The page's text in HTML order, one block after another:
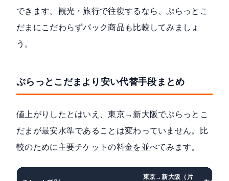
できます。観光・旅行で往復するなら、ぷらっとこ
だまにこだわらずパック商品も比較してみましょ
う。
ぷらっとこだまより安い代替手段まとめ
値上がりしたとはいえ、東京→新大阪でぷらっとこ
だまが最安水準であることは変わっていません。比
較のために主要チケットの料金を並べてみます。
東京→新大阪（片